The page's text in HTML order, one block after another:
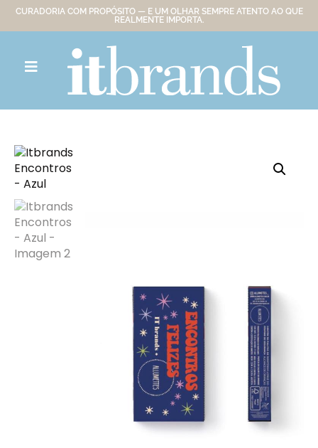
CURADORIA COM PROPÓSITO — E UM OLHAR SEMPRE ATENTO AO QUE
REALMENTE IMPORTA.